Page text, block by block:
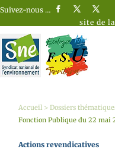
Suivez-nous …
site de la
Accueil >Dossiers
Fonction Publique du 22 mai
Actions revendicatives